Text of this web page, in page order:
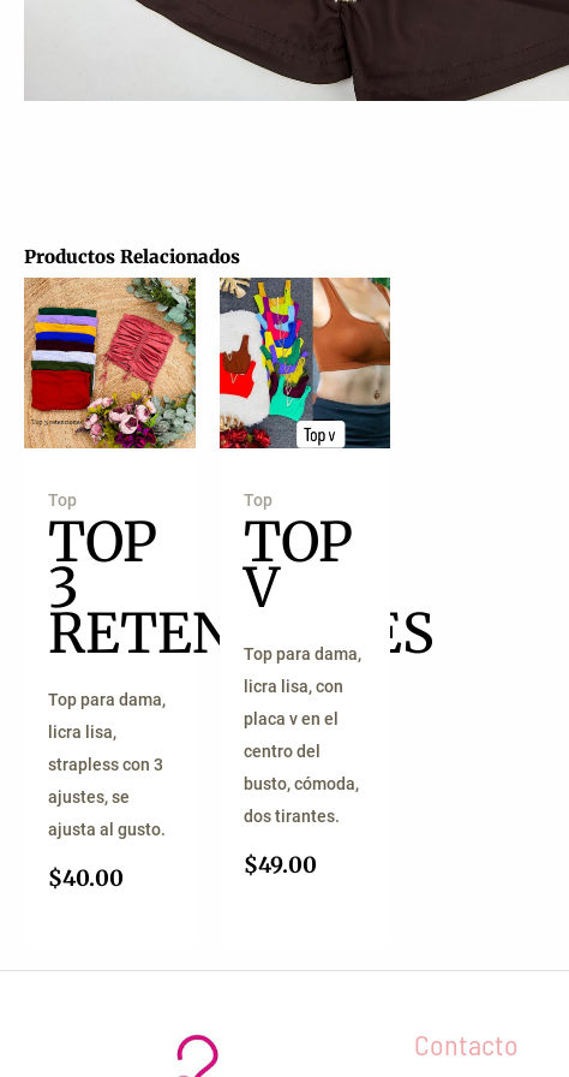
Productos Relacionados
Top
TOP
3
RETENCIONES
Top para dama,
licra lisa,
strapless con 3
ajustes, se
ajusta al gusto.
$40.00
Top
TOP
V
Top para dama,
licra lisa, con
placa v en el
centro del
busto, cómoda,
dos tirantes.
$49.00
Contacto